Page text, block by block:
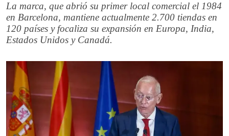
La marca, que abrió su primer local comercial el 1984
en Barcelona, mantiene actualmente 2.700 tiendas en
120 países y focaliza su expansión en Europa, India,
Estados Unidos y Canadá.